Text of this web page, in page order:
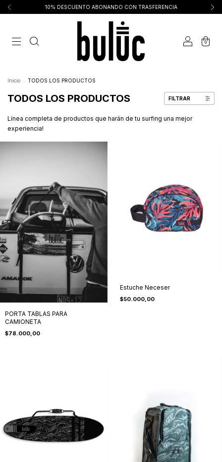
10% DESCUENTO ABONANDO CON TRASFERENCIA
0
Inicio TODOS LOS PRODUCTOS
TODOS LOS PRODUCTOS FILTRAR
Línea completa de productos que harán de tu surfing una mejor
experiencia!
PORTA TABLAS PARA
CAMIONETA
$78.000,00
Estuche Neceser
$50.000,00